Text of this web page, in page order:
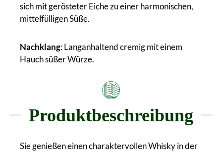
sich mit gerösteter Eiche zu einer harmonischen,
mittelfülligen Süße.
Nachklang: Langanhaltend cremig mit einem
Hauch süßer Würze.
Produktbeschreibung
Sie genießen einen charaktervollen Whisky in der